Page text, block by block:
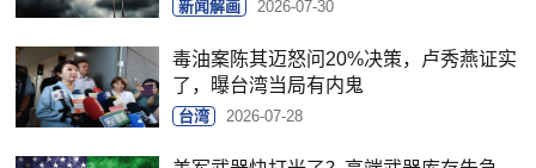
新闻解画 2026-07-30
毒油案陈其迈怒问20%决策，卢秀燕证实
了，曝台湾当局有内鬼
台湾 2026-07-28